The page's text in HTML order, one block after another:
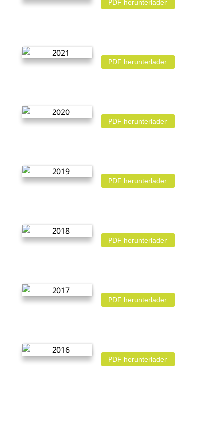
PDF herunterladen
PDF herunterladen
PDF herunterladen
PDF herunterladen
PDF herunterladen
PDF herunterladen
PDF herunterladen